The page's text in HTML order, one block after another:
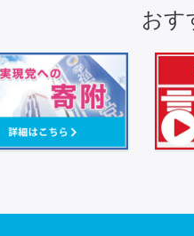
おす